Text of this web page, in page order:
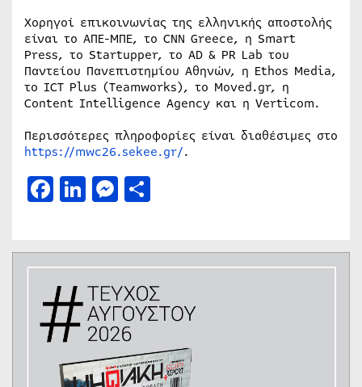
Χορηγοί επικοινωνίας της ελληνικής αποστολής
είναι το ΑΠΕ-ΜΠΕ, το CNN Greece, η Smart
Press, το Startupper, το AD & PR Lab του
Παντείου Πανεπιστημίου Αθηνών, η Ethos Media,
το ICT Plus (Teamworks), το Moved.gr, η
Content Intelligence Agency και η Verticom.
Περισσότερες πληροφορίες είναι διαθέσιμες στο
https://mwc26.sekee.gr/.
Facebook
LinkedIn
Messenger